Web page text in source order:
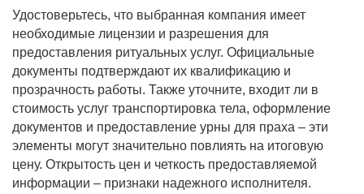
Удостоверьтесь, что выбранная компания имеет
необходимые лицензии и разрешения для
предоставления ритуальных услуг. Официальные
документы подтверждают их квалификацию и
прозрачность работы. Также уточните, входит ли в
стоимость услуг транспортировка тела, оформление
документов и предоставление урны для праха – эти
элементы могут значительно повлиять на итоговую
цену. Открытость цен и четкость предоставляемой
информации – признаки надежного исполнителя.